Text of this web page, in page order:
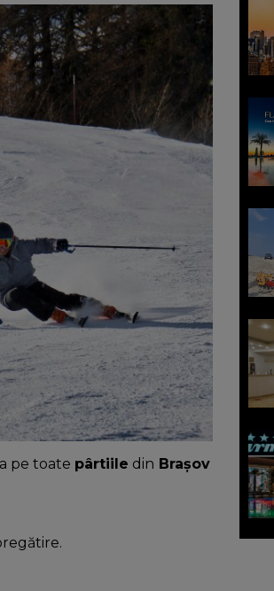
pe toate pârtiile din Brașov